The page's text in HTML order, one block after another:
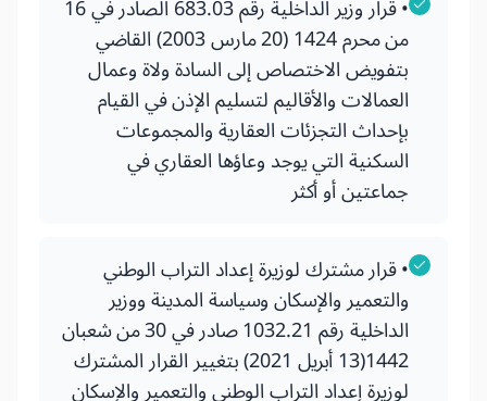
• قرار وزير الداخلية رقم 683.03 الصادر في 16
من محرم 1424 (20 مارس 2003) القاضي
بتفويض الاختصاص إلى السادة ولاة وعمال
العمالات والأقاليم لتسليم الإذن في القيام
بإحداث التجزئات العقارية والمجموعات
السكنية التي يوجد وعاؤها العقاري في
جماعتين أو أكثر
• قرار مشترك لوزيرة إعداد التراب الوطني
والتعمير والإسكان وسياسة المدينة ووزير
الداخلية رقم 1032.21 صادر في 30 من شعبان
1442(13 أبريل 2021) بتغيير القرار المشترك
لوزيرة إعداد التراب الوطني والتعمير والإسكان